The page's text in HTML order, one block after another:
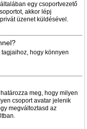
egy csoportvezető
akkor lépj
üzenet küldésével.
hogy könnyen
meg, hogy milyen
csoport avatar jelenik
megváltoztasd az